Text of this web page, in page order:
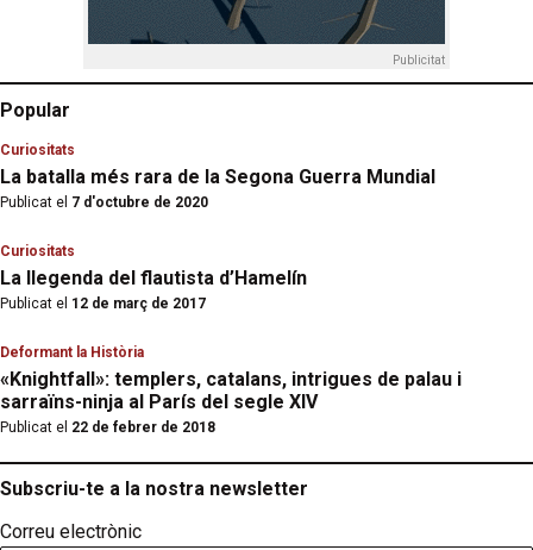
Publicitat
Popular
Curiositats
La batalla més rara de la Segona Guerra Mundial
Publicat el 7 d'octubre de 2020
Curiositats
La llegenda del flautista d’Hamelín
Publicat el 12 de març de 2017
Deformant la Història
«Knightfall»: templers, catalans, intrigues de palau i
sarraïns-ninja al París del segle XIV
Publicat el 22 de febrer de 2018
Subscriu-te a la nostra newsletter
Correu electrònic